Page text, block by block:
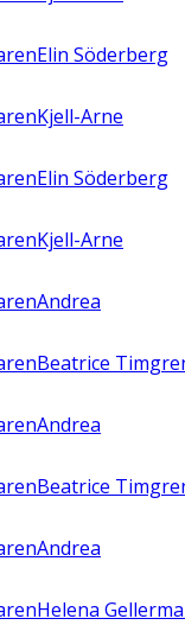
Elin Söderberg
Kjell-Arne
Elin Söderberg
Kjell-Arne
Andrea
Beatrice
Andrea
Beatrice
Andrea
Helena